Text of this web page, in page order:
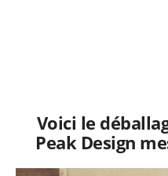
Voici le
Peak Design